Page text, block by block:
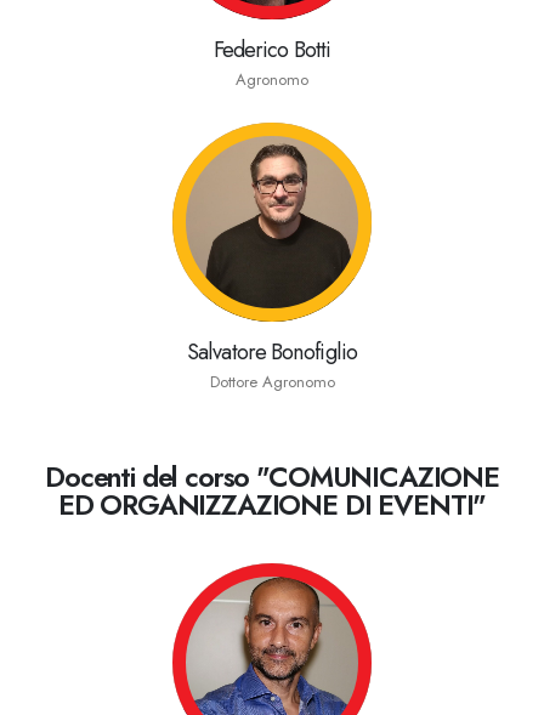
Federico Botti
Agronomo
Salvatore Bonofiglio
Dottore Agronomo
Docenti del corso "COMUNICAZIONE
ED ORGANIZZAZIONE DI EVENTI"